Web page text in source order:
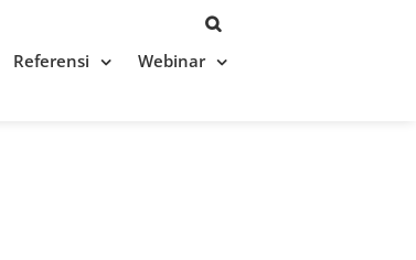
Referensi Webinar